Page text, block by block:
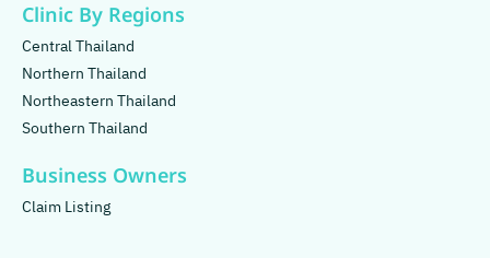
Clinic By Regions
Central Thailand
Northern Thailand
Northeastern Thailand
Southern Thailand
Business Owners
Claim Listing